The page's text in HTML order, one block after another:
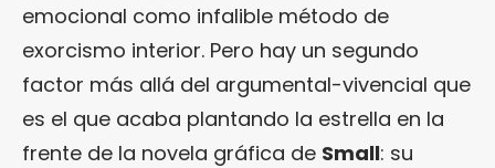
emocional como infalible método de
exorcismo interior. Pero hay un segundo
factor más allá del argumental-vivencial que
es el que acaba plantando la estrella en la
frente de la novela gráfica de Small: su